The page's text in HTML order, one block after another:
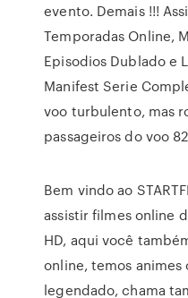
evento. Demais !!!
Temporadas Online,
Episodios Dublado e
Manifest Serie
voo turbulento, mas
passageiros do voo
Bem vindo ao
assistir filmes online
HD, aqui você
online, temos
legendado, chama